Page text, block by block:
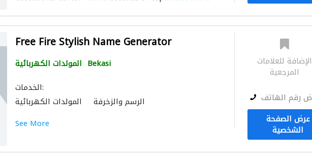
Free Fire Stylish Name Generator
المولدات الكهربائية Bekasi
الخدمات:
المولدات الكهربائية
الرسم والزخرفة
See More
الإضافة للعلامات
المرجعية
رقم الهاتف
عرض الصفحة
الشخصية